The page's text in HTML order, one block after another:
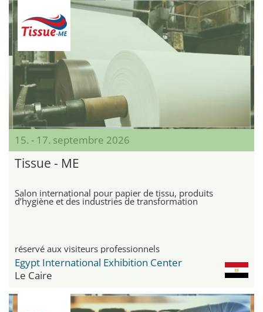
15. - 17. septembre 2026
Tissue - ME
Salon international pour papier de tissu, produits
d’hygiène et des industries de transformation
réservé aux visiteurs professionnels
Egypt International Exhibition Center
Le Caire